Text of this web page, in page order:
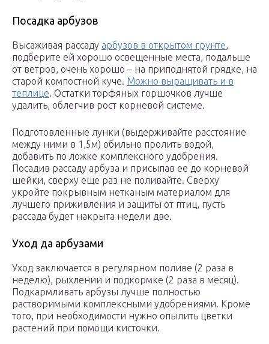
Посадка арбузов
Высаживая рассаду арбузов в открытом грунте,
подберите ей хорошо освещенные места, подальше
от ветров, очень хорошо – на приподнятой грядке, на
старой компостной куче. Можно выращивать и в
теплице. Остатки торфяных горшочков лучше
удалить, облегчив рост корневой системе.
Подготовленные лунки (выдерживайте расстояние
между ними в 1,5м) обильно пролить водой,
добавить по ложке комплексного удобрения.
Посадив рассаду арбуза и присыпав ее до корневой
шейки, сверху еще раз не поливайте. Сверху
укройте покрывным нетканым материалом для
лучшего приживления и защиты от птиц, пусть
рассада будет накрыта недели две.
Уход да арбузами
Уход заключается в регулярном поливе (2 раза в
неделю), рыхлении и подкормке (2 раза в месяц).
Подкармливать арбузы лучше полностью
растворимыми комплексными удобрениями. Кроме
того, при необходимости нужно опылить цветки
растений при помощи кисточки.